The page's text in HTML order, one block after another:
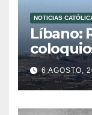
NOTICIAS
Líbano:
de
sur del
6 AGOSTO,